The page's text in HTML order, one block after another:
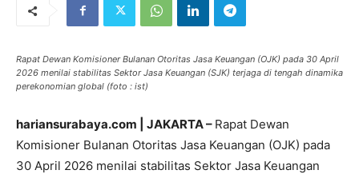
Rapat Dewan Komisioner Bulanan Otoritas Jasa Keuangan (OJK) pada 30 April
2026 menilai stabilitas Sektor Jasa Keuangan (SJK) terjaga di tengah dinamika
perekonomian global (foto : ist)
hariansurabaya.com | JAKARTA – Rapat Dewan
Komisioner Bulanan Otoritas Jasa Keuangan (OJK) pada
30 April 2026 menilai stabilitas Sektor Jasa Keuangan